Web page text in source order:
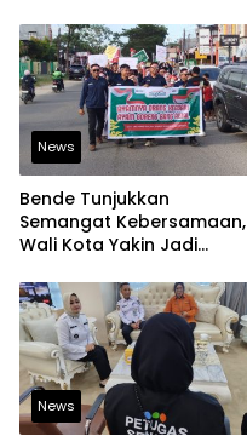
dan Berjiwa Pemimpin
News
Bende Tunjukkan
Semangat Kebersamaan,
Wali Kota Yakin Jadi
Lain
News